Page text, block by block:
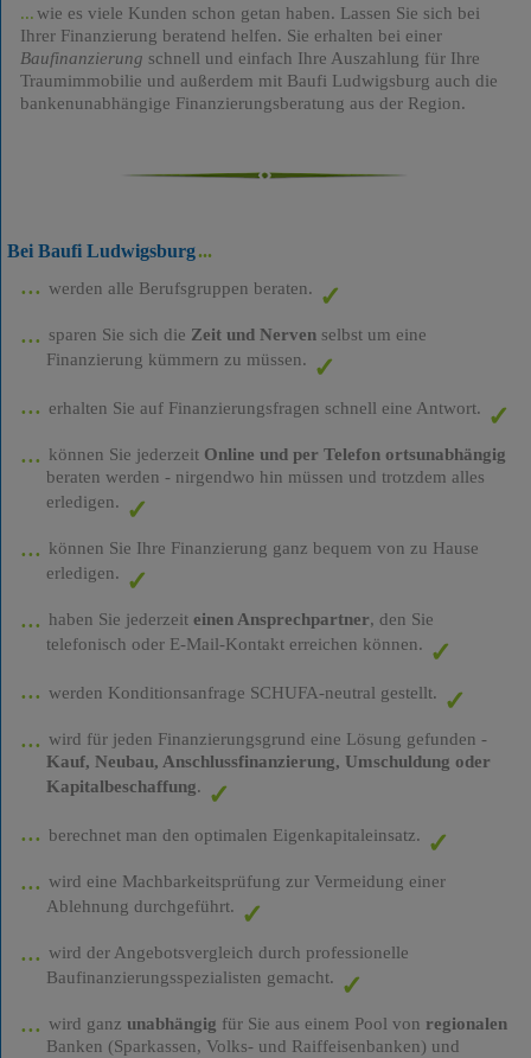
wie es viele Kunden schon getan haben. Lassen Sie sich bei
Ihrer Finanzierung beratend helfen. Sie erhalten bei einer
Baufinanzierung schnell und einfach Ihre Auszahlung für Ihre
Traumimmobilie und außerdem mit Baufi Ludwigsburg auch die
bankenunabhängige Finanzierungsberatung aus der Region.
Bei Baufi Ludwigsburg
werden alle Berufsgruppen beraten.
sparen Sie sich die Zeit und Nervenselbst um eine
Finanzierung kümmern zu müssen.
erhalten Sie auf Finanzierungsfragen schnell eine Antwort.
können Sie jederzeit Online und per Telefon ortsunabhängig
beraten werden - nirgendwo hin müssen und trotzdem alles
erledigen.
können Sie Ihre Finanzierung ganz bequem von zu Hause
erledigen.
haben Sie jederzeit einen Ansprechpartner, den Sie
telefonisch oder E-Mail-Kontakt erreichen können.
werden Konditionsanfrage SCHUFA-neutral gestellt.
wird für jeden Finanzierungsgrund eine Lösung gefunden -
Kauf, Neubau, Anschlussfinanzierung, Umschuldung oder
Kapitalbeschaffung.
berechnet man den optimalen Eigenkapitaleinsatz.
wird eine Machbarkeitsprüfung zur Vermeidung einer
Ablehnung durchgeführt.
wird der Angebotsvergleich durch professionelle
Baufinanzierungsspezialisten gemacht.
wird ganz unabhängig für Sie aus einem Pool von regionalen
Banken (Sparkassen, Volks- und Raiffeisenbanken) und